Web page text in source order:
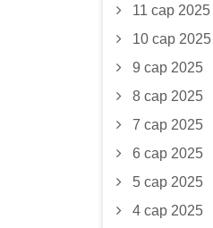
11 сар 2025
10 сар 2025
9 сар 2025
8 сар 2025
7 сар 2025
6 сар 2025
5 сар 2025
4 сар 2025